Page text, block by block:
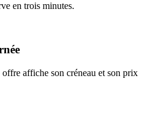
en trois minutes.
affiche son créneau et son prix